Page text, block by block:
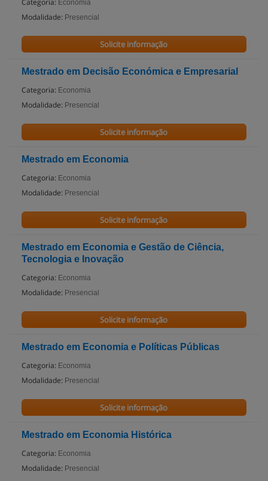
Categoria: Economia
Modalidade: Presencial
Solicite informação
Mestrado em Decisão Económica e Empresarial
Categoria: Economia
Modalidade: Presencial
Solicite informação
Mestrado em Economia
Categoria: Economia
Modalidade: Presencial
Solicite informação
Mestrado em Economia e Gestão de Ciência,
Tecnologia e Inovação
Categoria: Economia
Modalidade: Presencial
Solicite informação
Mestrado em Economia e Políticas Públicas
Categoria: Economia
Modalidade: Presencial
Solicite informação
Mestrado em Economia Histórica
Categoria: Economia
Modalidade: Presencial